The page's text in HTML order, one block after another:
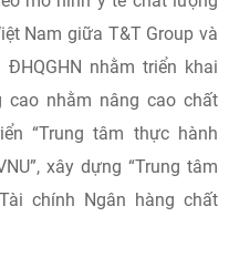
Nam giữa T&T Group và
nhằm triển khai
nhằm nâng cao chất
“Trung tâm thực hành
xây dựng “Trung tâm
chính Ngân hàng chất